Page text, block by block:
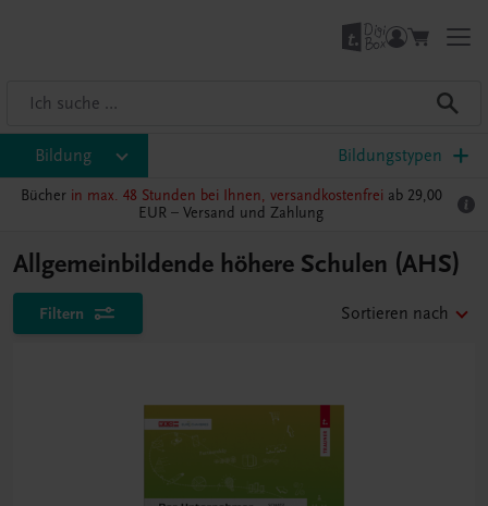
Bildung Bildungstypen
Bücher in max. 48 Stunden bei Ihnen, versandkostenfrei ab 29,00
EUR – Versand und Zahlung
Allgemeinbildende höhere Schulen (AHS)
Filtern Sortieren nach